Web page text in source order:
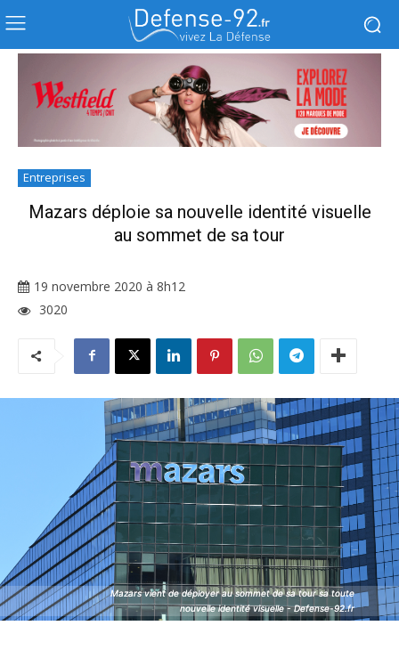
Entreprises
Mazars déploie sa nouvelle identité visuelle
au sommet de sa tour
19 novembre 2020 à 8h12
3020
Mazars vient de déployer au sommet de sa tour sa toute
nouvelle identité visuelle - Defense-92.fr
Mazars vient de déployer au sommet de sa tour sa toute
nouvelle identité visuelle - Defense-92.fr